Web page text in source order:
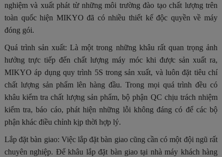
nghiệm và xuất phát từ những môi trường đào tạo chất lượng trên
toàn quốc hiện MIKYO đã có nhiều thiết kế độc quyền về máy
đóng gói.
Quá trình sản xuất: Là một trong những khâu rất quan trọng ảnh
hưởng trực tiếp đến chất lượng máy móc khi được sản xuất ra,
MIKYO áp dụng quy trình 5S trong sản xuất, và luôn đặt tiêu chí
chất lượng sản phẩm lên hàng đầu. Trong mọi quá trình đều có
khâu kiểm tra chất lượng sản phẩm, bộ phận QC chịu trách nhiệm
kiểm tra, báo cáo, phát hiện những lỗi khôngđáng có để các bộ
phận khác điều chỉnh kịp thời hợp lý.
Lắp đặt bàn giao: Việc lắp đặt bàn giao cũng cần có một đội ngũ rất
chuyên nghiệp. Để khâu lắp đặt bàn giao tại nhà máy khách hàng